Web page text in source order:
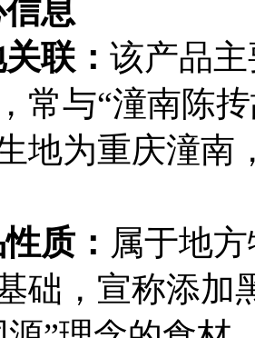
息
联‌： 该产品
常与“潼南陈
地为重庆潼南
质‌： 属于‌地
础，宣称添加